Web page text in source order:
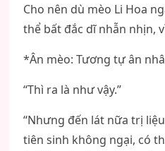
Cho nên dù mèo Li Hoa
thể bất đắc dĩ nhẫn nhịn,
*Ân mèo: Tương tự ân
“Thì ra là như vậy.”
“Nhưng đến lát nữa trị
tiên sinh không ngại, có